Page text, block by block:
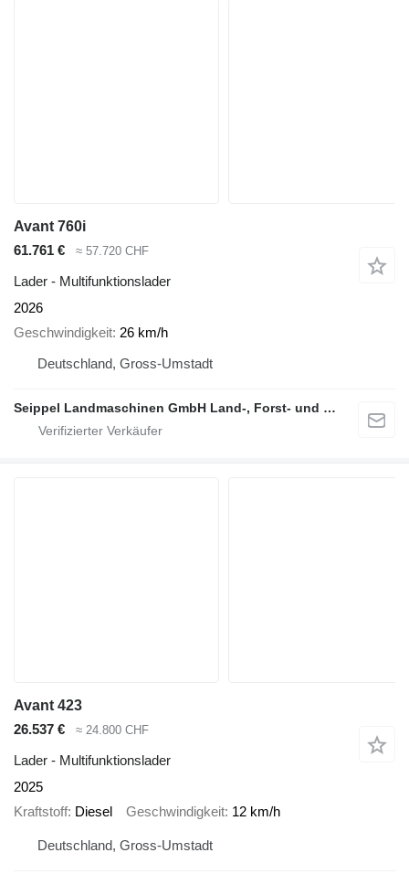
Avant 760i
61.761 €
≈ 57.720 CHF
Lader - Multifunktionslader
2026
Geschwindigkeit 26 km/h
Deutschland, Gross-Umstadt
Seippel Landmaschinen GmbH Land-, Forst- und Gartentechnik
Avant 423
26.537 €
≈ 24.800 CHF
Lader - Multifunktionslader
2025
Kraftstoff Diesel Geschwindigkeit 12 km/h
Deutschland, Gross-Umstadt